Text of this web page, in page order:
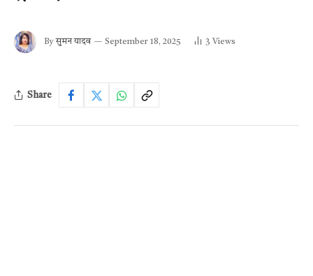
By सुमन यादव September 18, 2025 3 Views
Share